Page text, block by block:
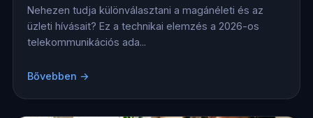
Nehezen tudja különválasztani a magánéleti és az
üzleti hívásait? Ez a technikai elemzés a 2026-os
telekommunikációs ada...
Bővebben →